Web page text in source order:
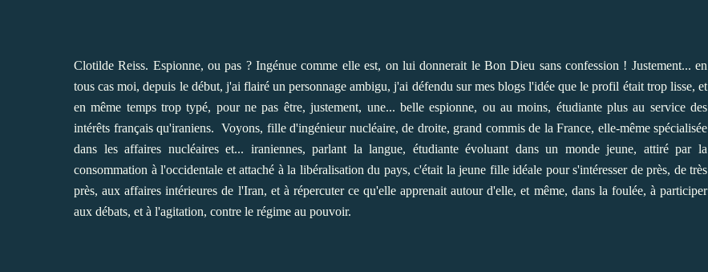
Clotilde Reiss. Espionne, ou pas ? Ingénue comme elle est, on lui donnerait le Bon Dieu sans confession ! Justement... en
tous cas moi, depuis le début, j'ai flairé un personnage ambigu, j'ai défendu sur mes blogs l'idée que le profil était trop lisse, et
en même temps trop typé, pour ne pas être, justement, une... belle espionne, ou au moins, étudiante plus au service des
intérêts français qu'iraniens. Voyons, fille d'ingénieur nucléaire, de droite, grand commis de la France, elle-même spécialisée
dans les affaires nucléaires et... iraniennes, parlant la langue, étudiante évoluant dans un monde jeune, attiré par la
consommation à l'occidentale et attaché à la libéralisation du pays, c'était la jeune fille idéale pour s'intéresser de près, de très
près, aux affaires intérieures de l'Iran, et à répercuter ce qu'elle apprenait autour d'elle, et même, dans la foulée, à participer
aux débats, et à l'agitation, contre le régime au pouvoir.